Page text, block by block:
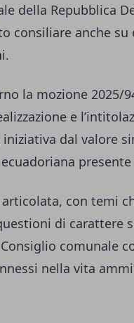
della Repubblica
consiliare anche
la mozione 2025/
e
iniziativa dal valore
con temi
di carattere
comunale
nella vita